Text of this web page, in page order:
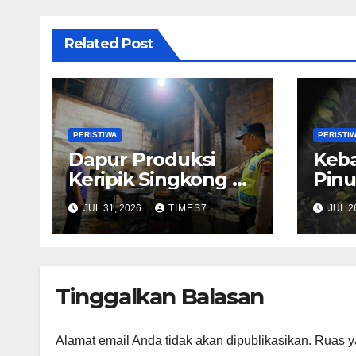
Related Post
PERISTIWA
Dapur Produksi
Keripik Singkong di
Buayan Kebakaran,
Diduga Dipicu Bara
Api Sisa Tungku
JUL 31, 2026 TIMES7 JUL
Tinggalkan Balasan
Alamat email Anda tidak akan dipublikasikan. Ruas